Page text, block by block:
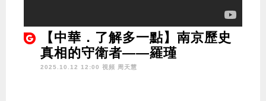
【中華．了解多一點】南京歷史
真相的守衛者——羅瑾
2025.10.12 12:00 視頻 周天慧